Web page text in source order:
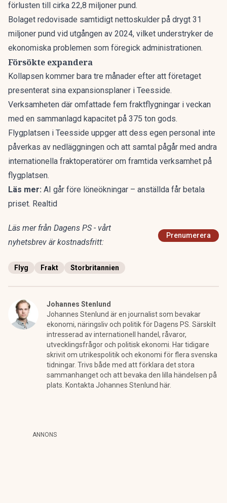
förlusten till cirka 22,8 miljoner pund.
Bolaget redovisade samtidigt nettoskulder på drygt 31
miljoner pund vid utgången av 2024, vilket understryker de
ekonomiska problemen som föregick administrationen.
Försökte expandera
Kollapsen kommer bara tre månader efter att företaget
presenterat sina expansionsplaner i Teesside.
Verksamheten där omfattade fem fraktflygningar i veckan
med en sammanlagd kapacitet på 375 ton gods.
Flygplatsen i Teesside uppger att dess egen personal inte
påverkas av nedläggningen och att samtal pågår med andra
internationella fraktoperatörer om framtida verksamhet på
flygplatsen.
Läs mer: AI går före löneökningar – anställda får betala
priset. Realtid
Läs mer från Dagens PS - vårt
nyhetsbrev är kostnadsfritt:
Prenumerera
Flyg Frakt Storbritannien
Johannes Stenlund
Johannes Stenlund är en journalist som bevakar
ekonomi, näringsliv och politik för Dagens PS. Särskilt
intresserad av internationell handel, råvaror,
utvecklingsfrågor och politisk ekonomi. Har tidigare
skrivit om utrikespolitik och ekonomi för flera svenska
tidningar. Trivs både med att förklara det stora
sammanhanget och att bevaka den lilla händelsen på
plats. Kontakta Johannes Stenlund här.
ANNONS